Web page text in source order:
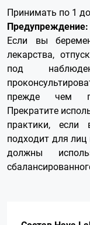
Принимать по 1
Если вы
лекарства,
под
прежде чем
Прекратите
практики, если
подходит для
должны